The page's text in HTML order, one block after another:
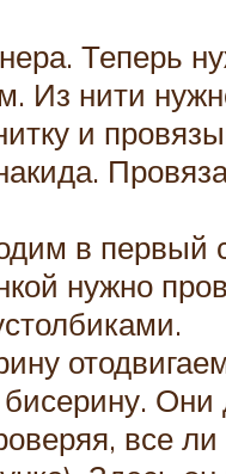
Теперь
Из нити
и
в первый
нужно
Они
все